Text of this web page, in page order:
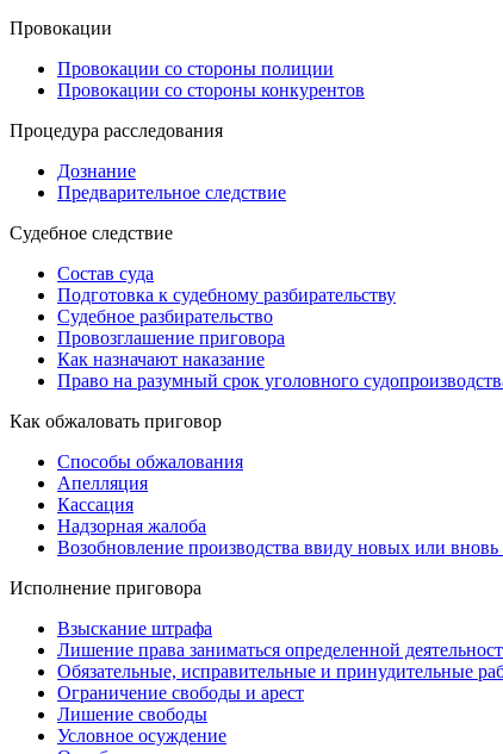
Провокации
Провокации со стороны полиции
Провокации со стороны конкурентов
Процедура расследования
Дознание
Предварительное следствие
Судебное следствие
Состав суда
Подготовка к судебному разбирательству
Судебное разбирательство
Провозглашение приговора
Как назначают наказание
Право на разумный срок уголовного
Как обжаловать приговор
Способы обжалования
Апелляция
Кассация
Надзорная жалоба
Возобновление производства ввиду новых или вновь
Исполнение приговора
Взыскание штрафа
Лишение права заниматься определенной
Обязательные, исправительные и принудительные
Ограничение свободы и арест
Лишение свободы
Условное осуждение